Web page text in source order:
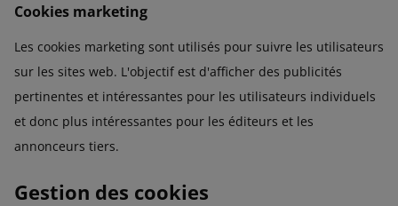
Cookies marketing
Les cookies marketing sont utilisés pour suivre les utilisateurs
sur les sites web. L'objectif est d'afficher des publicités
pertinentes et intéressantes pour les utilisateurs individuels
et donc plus intéressantes pour les éditeurs et les
annonceurs tiers.
Gestion des cookies